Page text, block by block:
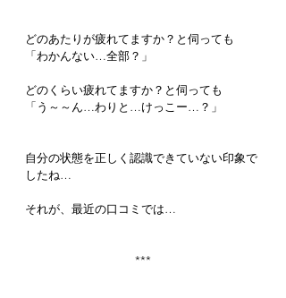
どのあたりが疲れてますか？と伺っても
「わかんない…全部？」
どのくらい疲れてますか？と伺っても
「う～～ん…わりと…けっこー…？」
自分の状態を正しく認識できていない印象で
したね…
それが、最近の口コミでは…
***